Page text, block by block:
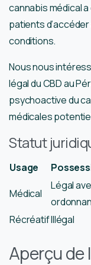
cannabis médical
patients
conditions.
Nous nous
légal du CBD au
psychoactive du
médicales
Statut
Usage
Médical
Légal
RécréatifIllégal
Aperçu de